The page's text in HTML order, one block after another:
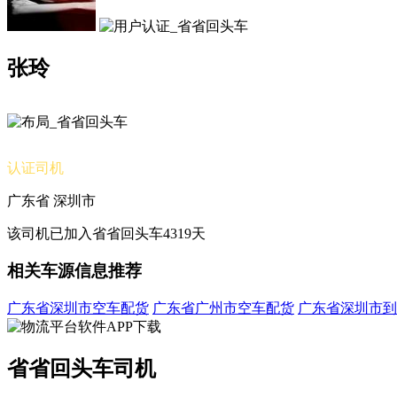
张玲
认证司机
广东省 深圳市
该司机已加入省省回头车4319天
相关车源信息推荐
广东省深圳市空车配货 广东省广州市空车配货 广东省深圳市
省省回头车司机